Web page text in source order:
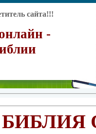
сайта!!!
-
БИБЛИЯ